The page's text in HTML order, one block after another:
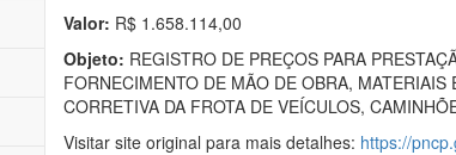
Valor: R$ 1.658.114,00
Objeto: REGISTRO DE PREÇOS PARA
FORNECIMENTO DE MÃO DE OBRA,
CORRETIVA DA FROTA DE VEÍCULOS,
Visitar site original para mais detalhes: https://